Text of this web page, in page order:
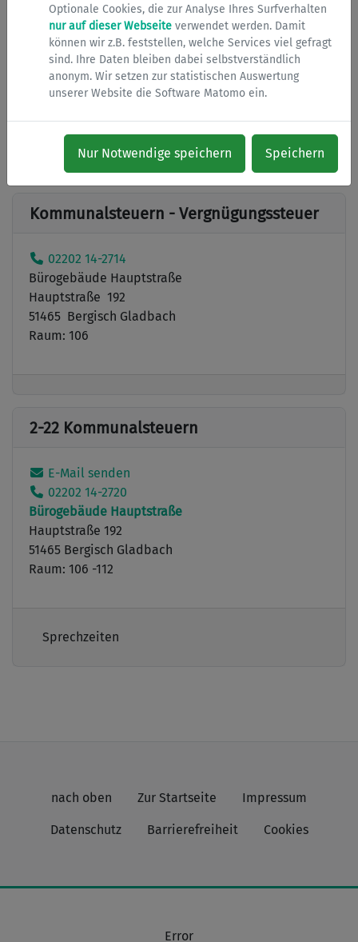
Optionale Cookies, die zur Analyse Ihres Surfverhalten
nur auf dieser Webseite verwendet werden. Damit
können wir z.B. feststellen, welche Services viel gefragt
sind. Ihre Daten bleiben dabei selbstverständlich
anonym. Wir setzen zur statistischen Auswertung
unserer Website die Software Matomo ein.
Nur Notwendige speichern Speichern
Downloads
Kommunalsteuern - Vergnügungssteuer
02202 14-2714
Bürogebäude Hauptstraße
Hauptstraße 192
51465 Bergisch Gladbach
Raum: 106
2-22 Kommunalsteuern
E-Mail senden
02202 14-2720
Bürogebäude Hauptstraße
Hauptstraße 192
51465 Bergisch Gladbach
Raum: 106 -112
Sprechzeiten
nach oben Zur Startseite Impressum
Datenschutz Barrierefreiheit Cookies
Error